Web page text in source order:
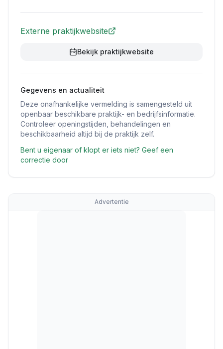
Externe praktijkwebsite
Bekijk praktijkwebsite
Gegevens en actualiteit
Deze onafhankelijke vermelding is samengesteld uit
openbaar beschikbare praktijk- en bedrijfsinformatie.
Controleer openingstijden, behandelingen en
beschikbaarheid altijd bij de praktijk zelf.
Bent u eigenaar of klopt er iets niet? Geef een
correctie door
Advertentie